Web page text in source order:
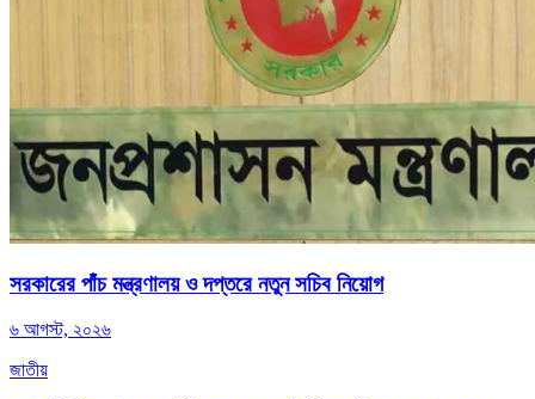
সরকারের পাঁচ মন্ত্রণালয় ও দপ্তরে নতুন সচিব নিয়োগ
৬ আগস্ট, ২০২৬
জাতীয়